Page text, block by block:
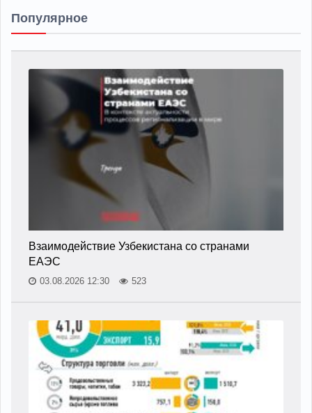
Популярное
Взаимодействие Узбекистана со странами
ЕАЭС
03.08.2026 12:30 523